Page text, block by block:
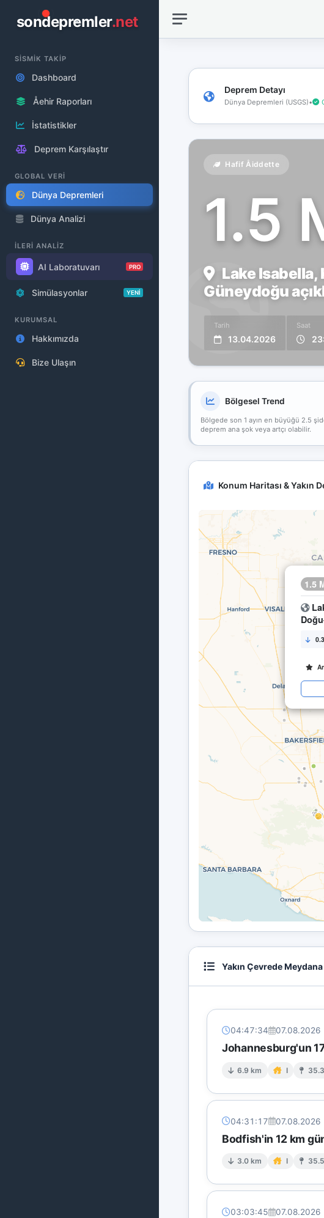
sondepremler.net
SİSMİK TAKİP
Dashboard
Åehir Raporları
İstatistikler
Deprem Karşılaştır
GLOBAL VERİ
Dünya Depremleri
Dünya Analizi
İLERİ ANALİZ
AI Laboratuvarı PRO
Simülasyonlar YENİ
KURUMSAL
Hakkımızda
Bize Ulaşın
Deprem Detayı
Dünya Depremleri (USGS)•
Hafif Åiddette
1.5
Lake
Güneydoğu
Tarih
13.04.2026
Saat
Bölgesel Trend
Bölgede son 1 ayın en büyüğü 2.5
deprem ana şok veya artçı olabilir.
Konum Haritası & Yakın
1.5
Yakın Çevrede
04:47:34 07.08.2026
Johannesburg'un
6.9 km I
04:31:17 07.08.2026
Bodfish'in 12 km
3.0 km I
03:03:45 07.08.2026